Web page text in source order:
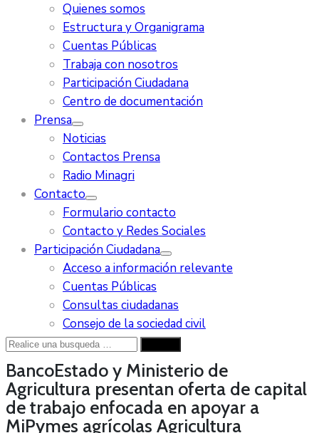
Quienes somos
Estructura y Organigrama
Cuentas Públicas
Trabaja con nosotros
Participación Ciudadana
Centro de documentación
Prensa
Noticias
Contactos Prensa
Radio Minagri
Contacto
Formulario contacto
Contacto y Redes Sociales
Participación Ciudadana
Acceso a información relevante
Cuentas Públicas
Consultas ciudadanas
Consejo de la sociedad civil
BancoEstado y Ministerio de
Agricultura presentan oferta de capital
de trabajo enfocada en apoyar a
MiPymes agrícolas Agricultura